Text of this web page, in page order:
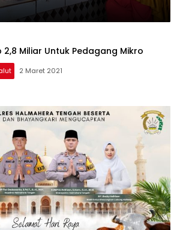
2,8 Miliar Untuk Pedagang Mikro
2 Maret 2021